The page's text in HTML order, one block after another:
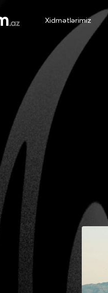
Xidmətlərimiz